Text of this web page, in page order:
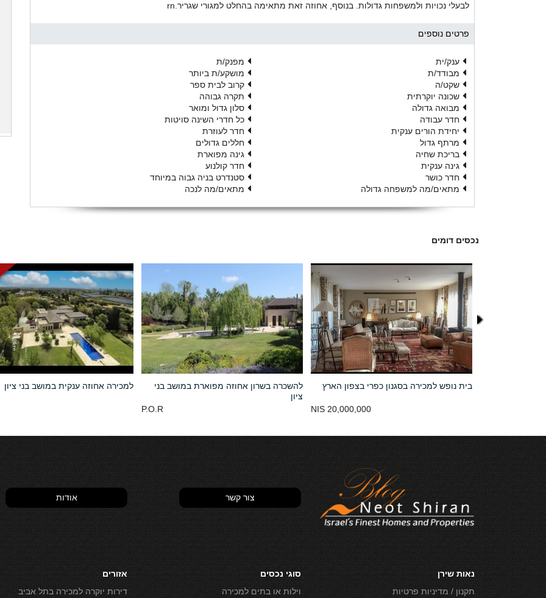
לבעלי נכויות ולמשפחות גדולות. בנוסף, אחוזה זאת מתאימה בהחלט למגורי שגריר.rn
פרטים נוספים
ענק/ית
מפנק/ת
מבודד/ת
מושקע/ת ביותר
שקט/ה
קרוב לבית ספר
שכונה יוקרתית
תקרה גבוהה
מבואה גדולה
סלון גדול ומואר
חדר עבודה
כל חדרי השינה סויטות
יחידת הורים ענקית
חדר לעוזרת
מרתף גדול
חללים גדולים
בריכת שחיה
גינה מפוארת
גינה ענקית
חדר קולנוע
חדר כושר
סטנדרט בניה גבוה במיוחד
מתאים/מה למשפחה גדולה
מתאים/מה לנכה
נכסים דומים
למכירה אחוזה ענקית במושב בני ציון
להשכרה בשרון אחוזה מפוארת במושב בני
ציון
P.O.R
בית נופש למכירה בסגנון כפרי בצפון הארץ
20,000,000 NIS
צור קשר אודות
נאות שירן
תקנון / מדיניות פרטיות
סוגי נכסים
וילות או בתים למכירה
אזורים
דירות יוקרה למכירה בתל אביב